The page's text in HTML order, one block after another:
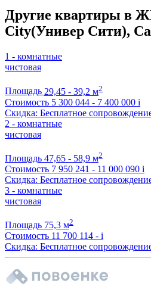
Другие квартиры в
City(Универ Сити),
1 - комнатные
чистовая
Площадь 29,45 - 39,2 м2
Стоимость 5 300 044 - 7 400 000 i
Скидка: Бесплатное
2 - комнатные
чистовая
Площадь 47,65 - 58,9 м2
Стоимость 7 950 241 - 11 000 090 i
Скидка: Бесплатное
3 - комнатные
чистовая
Площадь 75,3 м2
Стоимость 11 700 114 - i
Скидка: Бесплатное